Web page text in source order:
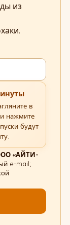
из
в
нажмите
будут
«АЙТИ-
e-mail;